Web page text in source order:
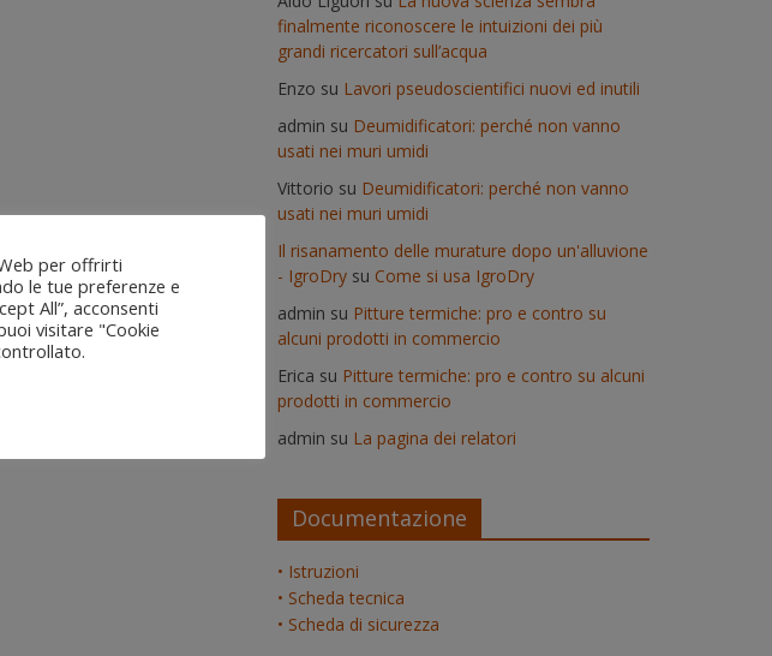
finalmente riconoscere le intuizioni dei più
grandi ricercatori sull’acqua
Enzo su Lavori pseudoscientifici nuovi ed inutili
admin su Deumidificatori: perché non vanno
usati nei muri umidi
Vittorio su Deumidificatori: perché non vanno
usati nei muri umidi
Il risanamento delle murature dopo un'alluvione
- IgroDry su Come si usa IgroDry
admin su Pitture termiche: pro e contro su
alcuni prodotti in commercio
Erica su Pitture termiche: pro e contro su alcuni
prodotti in commercio
admin su La pagina dei relatori
Documentazione
• Istruzioni
• Scheda tecnica
• Scheda di sicurezza
per offrirti
le tue preferenze e
All”, acconsenti
visitare "Cookie